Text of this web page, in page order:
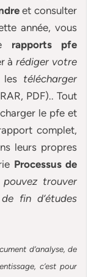
et consulter
année, vous
rapports pfe
àrédiger votre
les télécharger
PDF).. Tout
le pfe et
complet,
leurs propres
Processus de
trouver
de fin d’études
d’analyse, de
c’est pour